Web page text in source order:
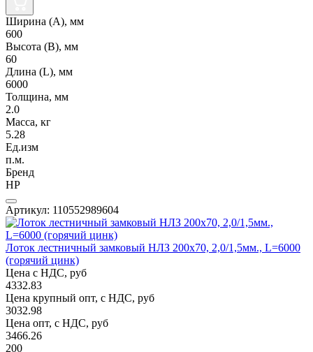
Ширина (А), мм
600
Высота (В), мм
60
Длина (L), мм
6000
Толщина, мм
2.0
Масса, кг
5.28
Ед.изм
п.м.
Бренд
НР
Артикул: 110552989604
Лоток лестничный замковый НЛЗ 200х70, 2,0/1,5мм., L=6000
(горячий цинк)
Цена с НДС, руб
4332.83
Цена крупный опт, с НДС, руб
3032.98
Цена опт, с НДС, руб
3466.26
200